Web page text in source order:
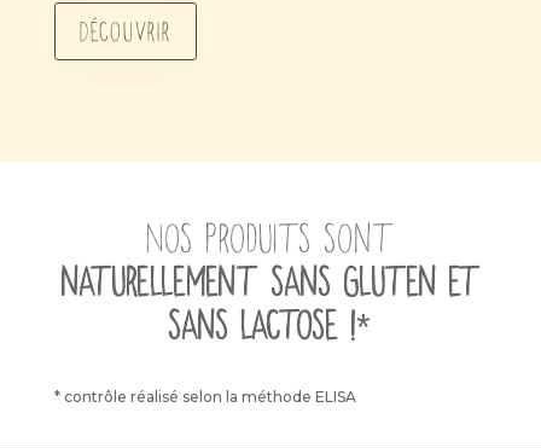
Découvrir
Nos produits sont
naturellement sans gluten et
sans lactose !*
* contrôle réalisé selon la méthode ELISA